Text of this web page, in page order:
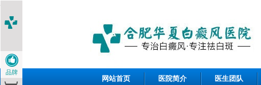
<1--
网站首页 医院简介 医生团队
品牌